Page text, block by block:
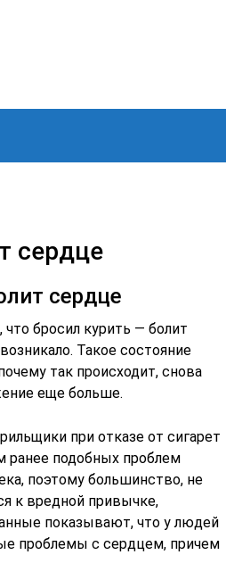
сердце
сердце
бросил курить — болит
возникало. Такое состояние
так происходит, снова
еще больше.
при отказе от сигарет
ранее подобных проблем
поэтому большинство, не
к вредной привычке,
показывают, что у людей
проблемы с сердцем, причем